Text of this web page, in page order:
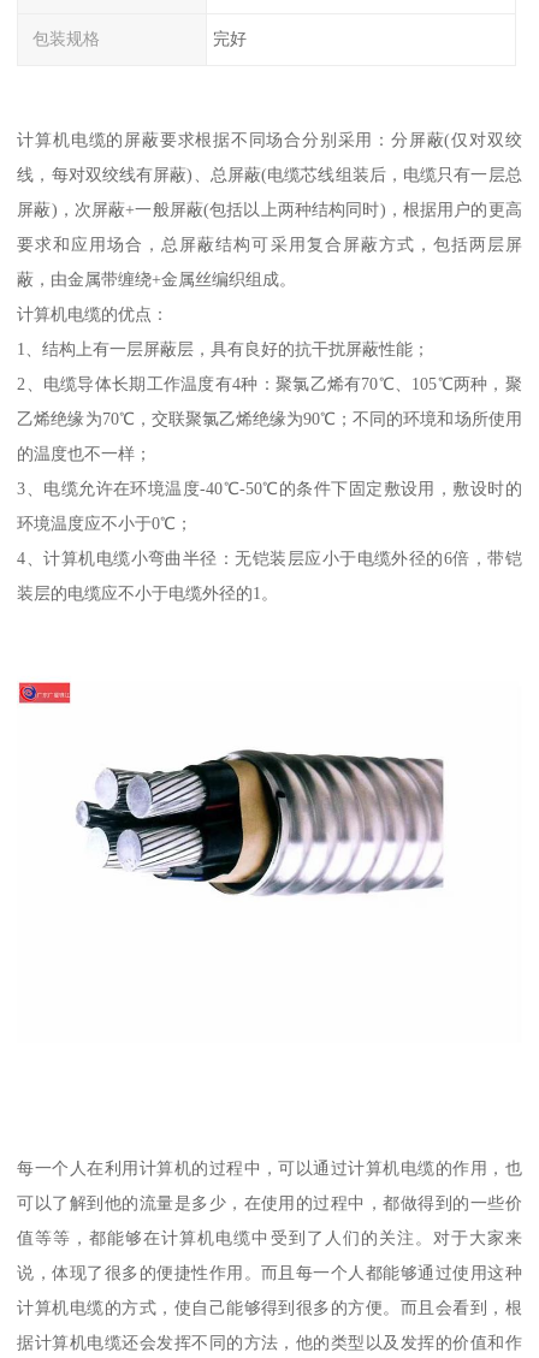
包装规格 完好
计算机电缆的屏蔽要求根据不同场合分别采用：分屏蔽(仅对双绞
线，每对双绞线有屏蔽)、总屏蔽(电缆芯线组装后，电缆只有一层总
屏蔽)，次屏蔽+一般屏蔽(包括以上两种结构同时)，根据用户的更高
要求和应用场合，总屏蔽结构可采用复合屏蔽方式，包括两层屏
蔽，由金属带缠绕+金属丝编织组成。
计算机电缆的优点：
1、结构上有一层屏蔽层，具有良好的抗干扰屏蔽性能；
2、电缆导体长期工作温度有4种：聚氯乙烯有70℃、105℃两种，聚
乙烯绝缘为70℃，交联聚氯乙烯绝缘为90℃；不同的环境和场所使用
的温度也不一样；
3、电缆允许在环境温度-40℃-50℃的条件下固定敷设用，敷设时的
环境温度应不小于0℃；
4、计算机电缆小弯曲半径：无铠装层应小于电缆外径的6倍，带铠
装层的电缆应不小于电缆外径的1。
每一个人在利用计算机的过程中，可以通过计算机电缆的作用，也
可以了解到他的流量是多少，在使用的过程中，都做得到的一些价
值等等，都能够在计算机电缆中受到了人们的关注。对于大家来
说，体现了很多的便捷性作用。而且每一个人都能够通过使用这种
计算机电缆的方式，使自己能够得到很多的方便。而且会看到，根
据计算机电缆还会发挥不同的方法，他的类型以及发挥的价值和作